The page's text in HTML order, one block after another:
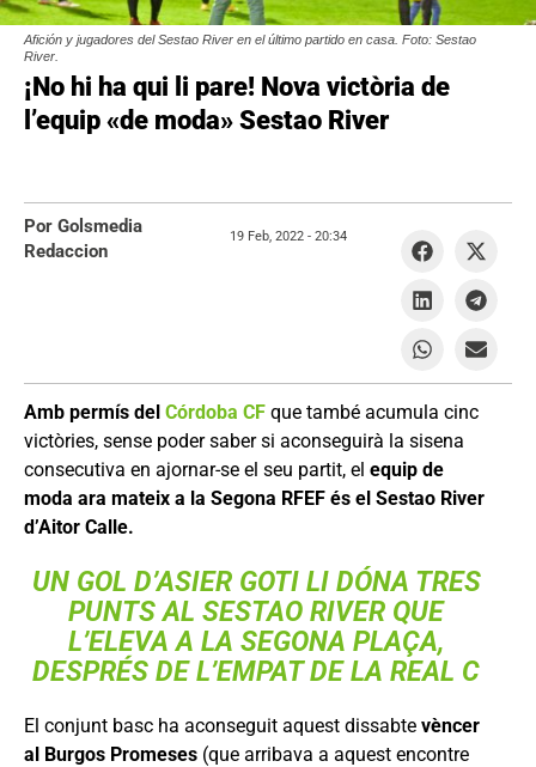
Afición y jugadores del Sestao River en el último partido en casa. Foto: Sestao
River.
¡No hi ha qui li pare! Nova victòria de
l’equip «de moda» Sestao River
Amb permís del Córdoba CF que també acumula cinc
victòries, sense poder saber si aconseguirà la sisena
consecutiva en ajornar-se el seu partit, el equip de
moda ara mateix a la Segona RFEF és el Sestao River
d’Aitor Calle.
UN GOL D’ASIER GOTI LI DÓNA TRES
PUNTS AL SESTAO RIVER QUE
L’ELEVA A LA SEGONA PLAÇA,
DESPRÉS DE L’EMPAT DE LA REAL C
El conjunt basc ha aconseguit aquest dissabte vèncer
al Burgos Promeses (que arribava a aquest encontre
Por Golsmedia
Redaccion
19 Feb, 2022 - 20:34